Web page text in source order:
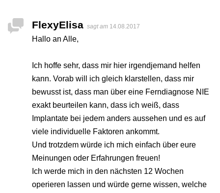
FlexyElisa sagt am 14.08.2017
Hallo an Alle,
Ich hoffe sehr, dass mir hier irgendjemand helfen
kann. Vorab will ich gleich klarstellen, dass mir
bewusst ist, dass man über eine Ferndiagnose NIE
exakt beurteilen kann, dass ich weiß, dass
Implantate bei jedem anders aussehen und es auf
viele individuelle Faktoren ankommt.
Und trotzdem würde ich mich einfach über eure
Meinungen oder Erfahrungen freuen!
Ich werde mich in den nächsten 12 Wochen
operieren lassen und würde gerne wissen, welche